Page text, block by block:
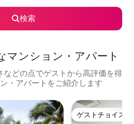
検索
マンション・アパート
などの点でゲストから高評価を得
・アパートをご紹介します
ゲストチョイス
ゲストチョイス